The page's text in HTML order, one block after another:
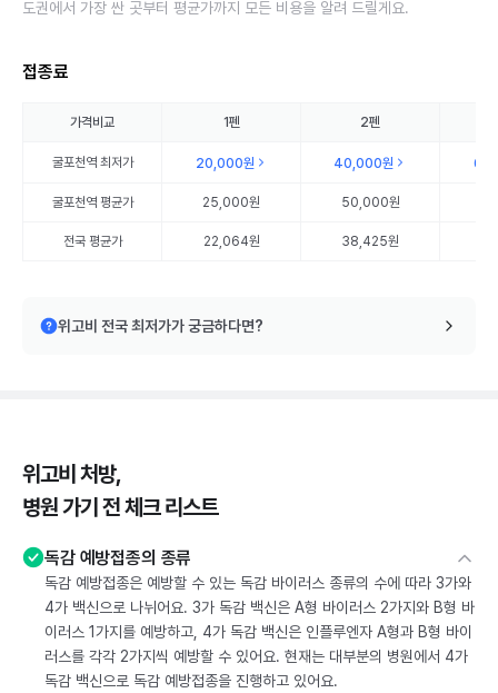
도권에서 가장 싼 곳부터 평균가까지 모든 비용을 알려 드릴게요.
접종료
가격비교 1펜 2펜
굴포천역최저가 20,000원 40,000원
굴포천역평균가 25,000원 50,000원
전국 평균가 22,064원 38,425원
위고비 전국 최저가가 궁금하다면?
위고비 처방,
병원 가기 전 체크 리스트
독감 예방접종의 종류
독감 예방접종은 예방할 수 있는 독감 바이러스 종류의 수에 따라 3가와
4가 백신으로 나뉘어요. 3가 독감 백신은 A형 바이러스 2가지와 B형 바
이러스 1가지를 예방하고, 4가 독감 백신은 인플루엔자 A형과 B형 바이
러스를 각각 2가지씩 예방할 수 있어요. 현재는 대부분의 병원에서 4가
독감 백신으로 독감 예방접종을 진행하고 있어요.